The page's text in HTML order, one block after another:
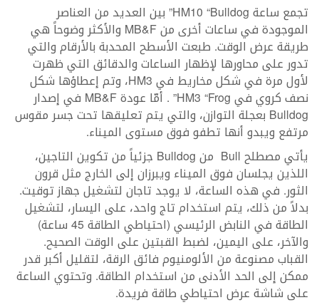
تجمع ساعة HM10 “Bulldog” بين العديد من العناصر
الموجودة في ساعات أخرى من MB&F والأكثر وضوحاً هي
طريقة عرض الوقت. طبعت الأسطح المحدبة بالأرقام والتي
تدور على محاورها لإظهار الساعات والدقائق التي ظهرت
لأول مرة في شكل مخاريط في HM3، وتم إعطاؤها شكل
نصف كروي في HM3 “Frog” . أمّا عودة MB&F في إصدار
Bulldog بعجلة التوازن، والتي يتم تعليقها تحت جسر مقوس
مرتفع ويبدو أنها تطفو فوق مستوى الميناء.
يأتي مصطلح Bull من Bulldog جزئياً من تكوين التاجين،
اللذين يجلسان فوق الميناء ويبرزان إلى الخارج مثل قرون
الثور. في هذه الساعة، لا يوجد تاجان لتشغيل جهاز توقيت.
بدلاً من ذلك، يتم استخدام تاج واحد، على اليسار، لتشغيل
الطاقة في النابض الرئيسي (احتياطي الطاقة 45 ساعة)
والآخر، على اليمين، لضبط القبتين على الوقت الصحيح.
القباب مصنوعة من الألومنيوم فائق الرقة، لتقليل أكبر قدر
ممكن إلى الحد الأدنى من استخدام الطاقة. وتحتوي الساعة
على شاشة عرض احتياطي طاقة فريدة.